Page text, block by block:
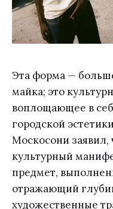
Эта форма —
майка; это
воплощающее в
городской
Москоcони заявил,
культурный
предмет,
отражающий
художественные